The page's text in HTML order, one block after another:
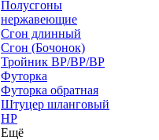
Полусгоны
нержавеющие
Сгон длинный
Сгон (Бочонок)
Тройник ВР/ВР/ВР
Футорка
Футорка обратная
Штуцер шланговый
НР
Ещё